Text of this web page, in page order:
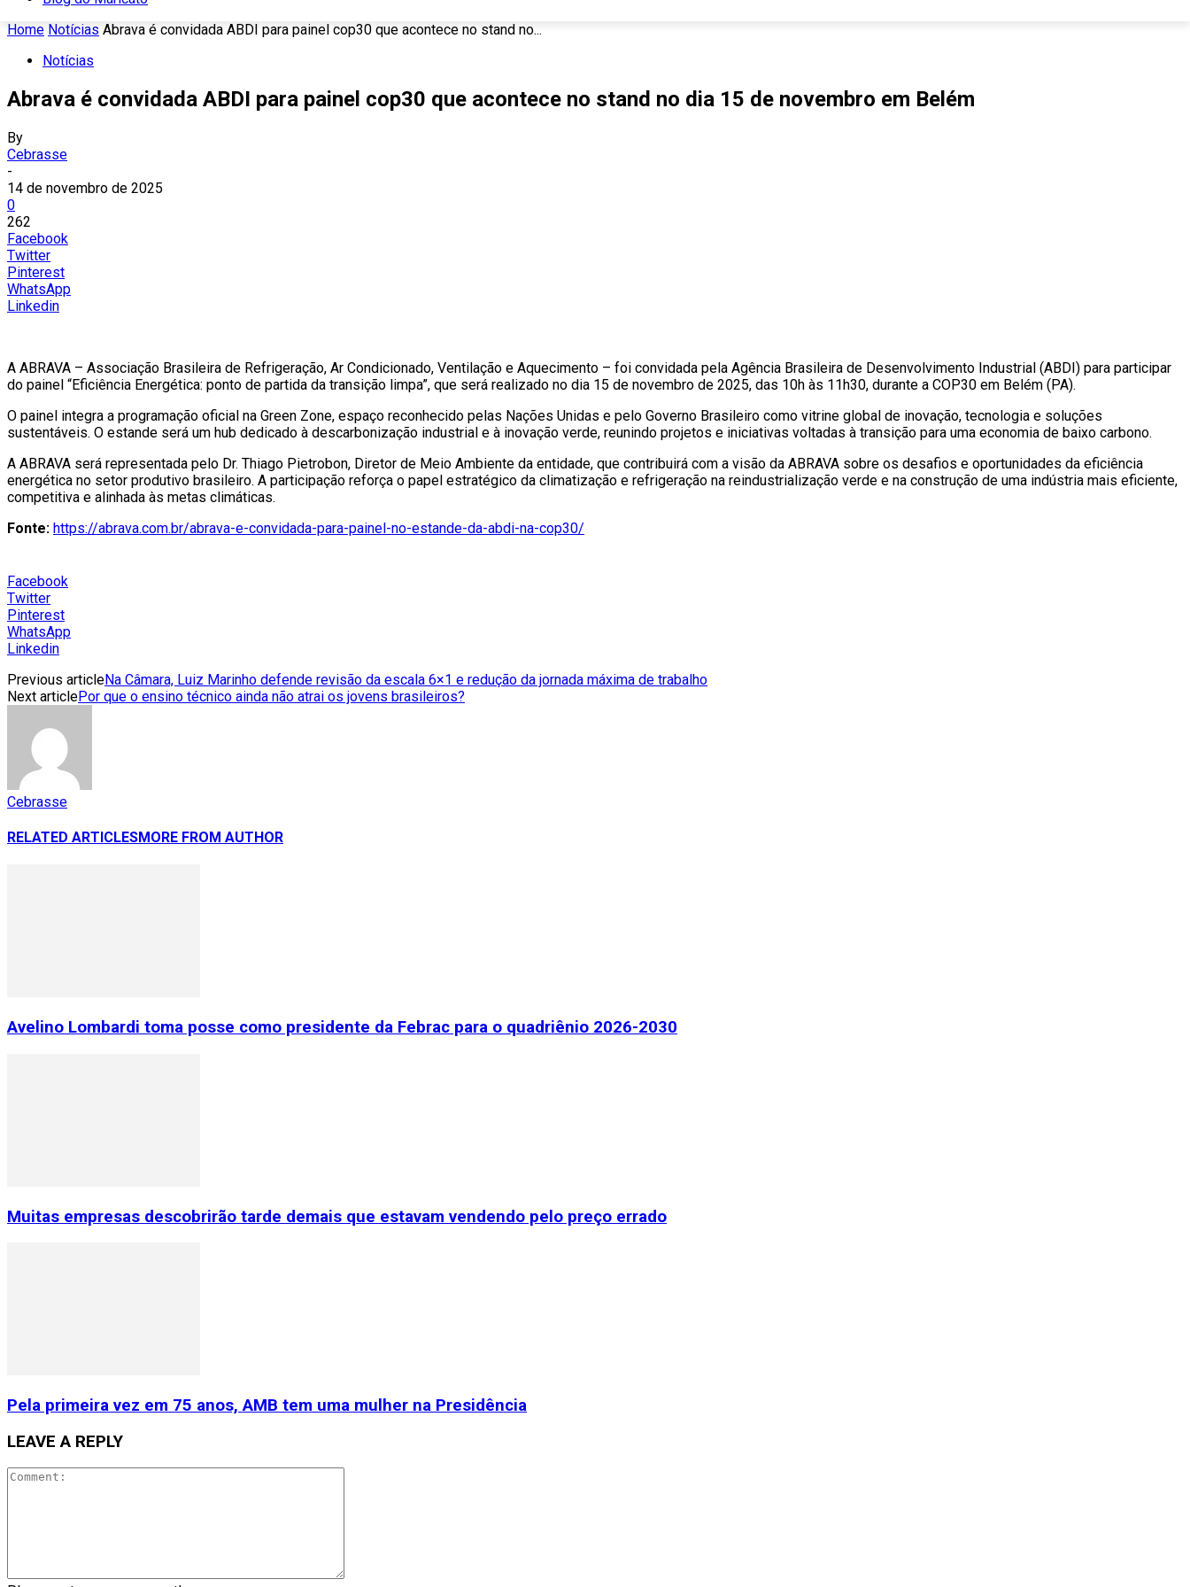
Home Notícias Abrava é convidada ABDI para painel cop30 que acontece no stand no...
Notícias
Abrava é convidada ABDI para painel cop30 que acontece no stand no dia 15 de novembro em Belém
By
Cebrasse
-
14 de novembro de 2025
0
262
Facebook
Twitter
Pinterest
WhatsApp
Linkedin
A ABRAVA – Associação Brasileira de Refrigeração, Ar Condicionado, Ventilação e Aquecimento – foi convidada pela Agência Brasileira de Desenvolvimento Industrial (ABDI) para participar
do painel “Eficiência Energética: ponto de partida da transição limpa”, que será realizado no dia 15 de novembro de 2025, das 10h às 11h30, durante a COP30 em Belém (PA).
O painel integra a programação oficial na Green Zone, espaço reconhecido pelas Nações Unidas e pelo Governo Brasileiro como vitrine global de inovação, tecnologia e soluções
sustentáveis. O estande será um hub dedicado à descarbonização industrial e à inovação verde, reunindo projetos e iniciativas voltadas à transição para uma economia de baixo carbono.
A ABRAVA será representada pelo Dr. Thiago Pietrobon, Diretor de Meio Ambiente da entidade, que contribuirá com a visão da ABRAVA sobre os desafios e oportunidades da eficiência
energética no setor produtivo brasileiro. A participação reforça o papel estratégico da climatização e refrigeração na reindustrialização verde e na construção de uma indústria mais eficiente,
competitiva e alinhada às metas climáticas.
Fonte: https://abrava.com.br/abrava-e-convidada-para-painel-no-estande-da-abdi-na-cop30/
Facebook
Twitter
Pinterest
WhatsApp
Linkedin
Previous articleNa Câmara, Luiz Marinho defende revisão da escala 6×1 e redução da jornada máxima de trabalho
Next articlePor que o ensino técnico ainda não atrai os jovens brasileiros?
Cebrasse
RELATED ARTICLESMORE FROM AUTHOR
Avelino Lombardi toma posse como presidente da Febrac para o quadriênio 2026-2030
Muitas empresas descobrirão tarde demais que estavam vendendo pelo preço errado
Pela primeira vez em 75 anos, AMB tem uma mulher na Presidência
LEAVE A REPLY